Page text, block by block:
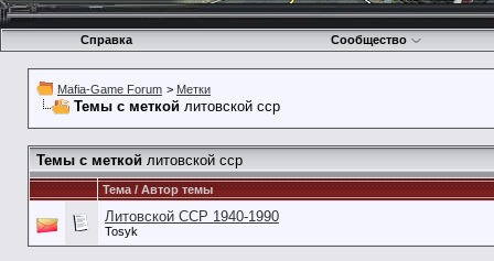
Справка Сообщество
Mafia-Game Forum > Метки
Темы с меткой литовской сср
Темы с меткой литовской сср
Тема / Автор темы
Литовской ССР 1940-1990
Tosyk